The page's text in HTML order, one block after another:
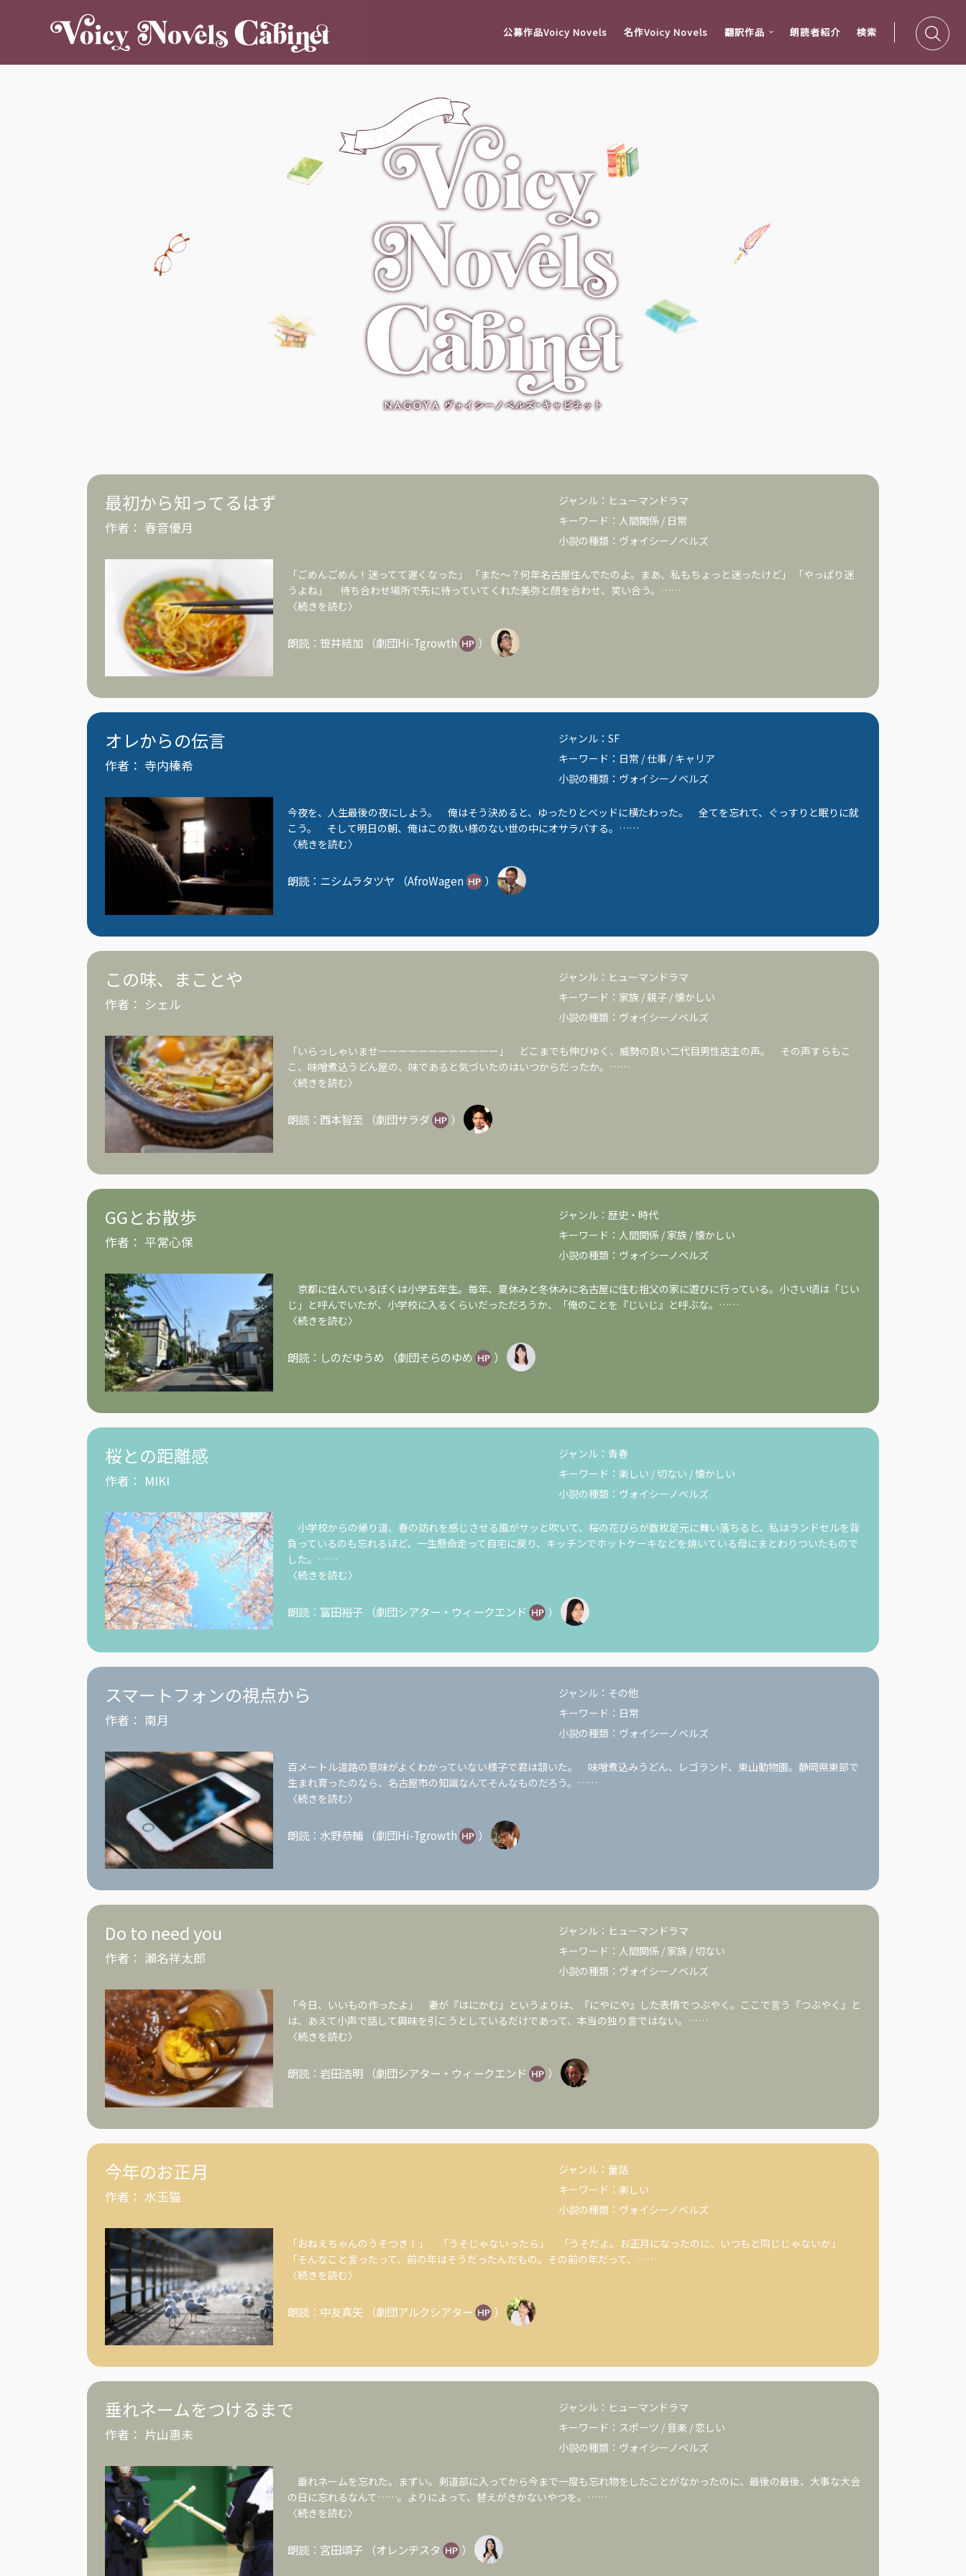
公募作品Voicy Novels 名作Voicy Novels 翻訳作品 朗読者紹介 検索
最初から知ってるはず
作者： 春音優月
ジャンル： ヒューマンドラマ
キーワード： 人間関係 / 日常
小説の種類： ヴォイシーノベルズ
「ごめんごめん！迷ってて遅くなった」 「また〜？何年名古屋住んでたのよ。まあ、私もちょっと迷ったけど」 「やっぱり迷
うよね」 待ち合わせ場所で先に待っていてくれた美弥と顔を合わせ、笑い合う。……
〈続きを読む〉
朗読： 笹井結加 （劇団Hi-Tgrowth ）
オレからの伝言
作者： 寺内榛希
ジャンル：SF
キーワード： 日常 /仕事 /キャリア
小説の種類： ヴォイシーノベルズ
今夜を、人生最後の夜にしよう。 俺はそう決めると、ゆったりとベッドに横たわった。 全てを忘れて、ぐっすりと眠りに就
こう。 そして明日の朝、俺はこの救い様のない世の中にオサラバする。……
〈続きを読む〉
朗読： ニシムラタツヤ （AfroWagen ）
この味、まことや
作者： シェル
ジャンル： ヒューマンドラマ
キーワード： 家族 /親子 /懐かしい
小説の種類： ヴォイシーノベルズ
「いらっしゃいませーーーーーーーーーーーー」 どこまでも伸びゆく、威勢の良い二代目男性店主の声。 その声すらもこ
こ、味噌煮込うどん屋の、味であると気づいたのはいつからだったか。……
〈続きを読む〉
朗読： 西本智至 （劇団サラダ ）
GGとお散歩
作者： 平常心保
ジャンル： 歴史・時代
キーワード： 人間関係 /家族 /懐かしい
小説の種類： ヴォイシーノベルズ
京都に住んでいるぼくは小学五年生。毎年、夏休みと冬休みに名古屋に住む祖父の家に遊びに行っている。小さい頃は「じい
じ」と呼んでいたが、小学校に入るくらいだっただろうか、「俺のことを『じいじ』と呼ぶな。……
〈続きを読む〉
朗読： しのだゆうめ （劇団そらのゆめ ）
桜との距離感
作者： MIKI
ジャンル：青春
キーワード：楽しい /切ない /懐かしい
小説の種類： ヴォイシーノベルズ
小学校からの帰り道、春の訪れを感じさせる風がサッと吹いて、桜の花びらが数枚足元に舞い落ちると、私はランドセルを背
負っているのも忘れるほど、一生懸命走って自宅に戻り、キッチンでホットケーキなどを焼いている母にまとわりついたもので
した。……
〈続きを読む〉
朗読： 富田裕子 （劇団シアター・ウィークエンド ）
スマートフォンの視点から
作者： 南月
ジャンル： その他
キーワード： 日常
小説の種類： ヴォイシーノベルズ
百メートル道路の意味がよくわかっていない様子で君は頷いた。 味噌煮込みうどん、レゴランド、東山動物園。静岡県東部で
生まれ育ったのなら、名古屋市の知識なんてそんなものだろう。……
〈続きを読む〉
朗読： 水野恭輔 （劇団Hi-Tgrowth ）
Do to need you
作者： 瀬名祥太郎
ジャンル： ヒューマンドラマ
キーワード： 人間関係 / 家族 /切ない
小説の種類： ヴォイシーノベルズ
「今日、いいもの作ったよ」 妻が『はにかむ』というよりは、『にやにや』した表情でつぶやく。ここで言う『つぶやく』と
は、あえて小声で話して興味を引こうとしているだけであって、本当の独り言ではない。……
〈続きを読む〉
朗読： 岩田浩明 （劇団シアター・ウィークエンド ）
今年のお正月
作者： 水玉猫
ジャンル： 童話
キーワード：楽しい
小説の種類： ヴォイシーノベルズ
「おねえちゃんのうそつき！」 「うそじゃないったら」 「うそだよ。お正月になったのに、いつもと同じじゃないか」
「そんなこと言ったって、前の年はそうだったんだもの。その前の年だって、……
〈続きを読む〉
朗読： 中友真矢 （劇団アルクシアター ）
垂れネームをつけるまで
作者： 片山惠未
ジャンル： ヒューマンドラマ
キーワード： スポーツ / 音楽 / 恋しい
小説の種類： ヴォイシーノベルズ
垂れネームを忘れた。まずい。剣道部に入ってから今まで一度も忘れ物をしたことがなかったのに、最後の最後、大事な大会
の日に忘れるなんて……。よりによって、替えがきかないやつを。……
〈続きを読む〉
朗読： 宮田頌子 （オレンヂスタ ）